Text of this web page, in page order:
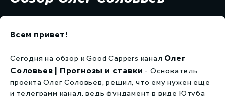
Live капперы
Сливы прогнозов
Обучение
Всем привет!
Сегодня на обзор к Good Cappers канал Олег
Соловьев | Прогнозы и ставки - Основатель
проекта Олег Соловьев, решил, что ему нужен еще
и телеграмм канал, ведь фундамент в виде Ютуба